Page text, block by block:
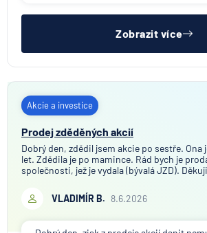
Zobrazit více
Akcie a investice
Prodej zděděných akcií
Dobrý den, zdědil jsem akcie po sestře. Ona
let. Zdědila je po mamince. Rád bych je
společnosti, jež je vydala (bývalá JZD). Děkuji
VLADIMÍR B. 8.6.2026